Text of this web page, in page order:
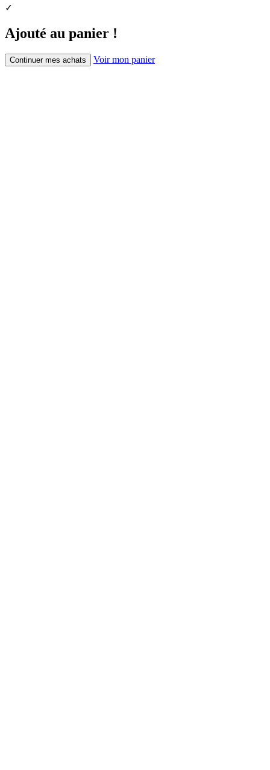
✓
Ajouté au panier !
Continuer mes achats Voir mon panier